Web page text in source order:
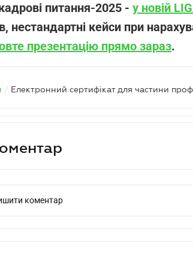
питання-2025 - у новій
нестандартні кейси при
презентацію прямо зараз.
/
коментар